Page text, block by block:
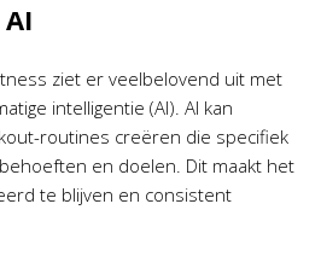
ziet er veelbelovend uit met
intelligentie (AI). AI kan
routines creëren die specifiek
en doelen. Dit maakt het
te blijven en consistent